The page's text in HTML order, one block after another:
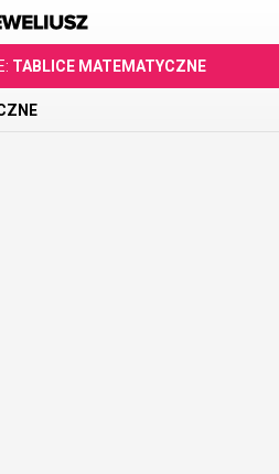
TABLICE MATEMATYCZNE